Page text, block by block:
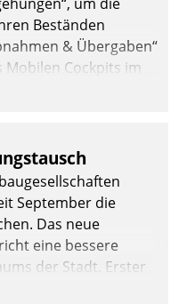
Beständen
& Übergaben“
Cockpits im
September die
Das neue
eine bessere
der Stadt. Erster
API-Hub mit